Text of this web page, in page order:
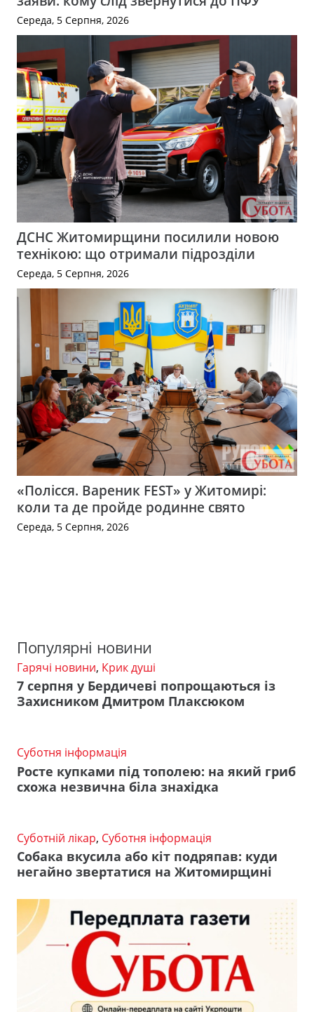
Середа, 5 Серпня, 2026
ДСНС Житомирщини посилили новою
технікою: що отримали підрозділи
Середа, 5 Серпня, 2026
«Полісся. Вареник FEST» у Житомирі:
коли та де пройде родинне свято
Середа, 5 Серпня, 2026
Популярні новини
Гарячі новини, Крик душі
7 серпня у Бердичеві попрощаються із
Захисником Дмитром Плаксюком
Суботня інформація
Росте купками під тополею: на який гриб
схожа незвична біла знахідка
Суботній лікар, Суботня інформація
Собака вкусила або кіт подряпав: куди
негайно звертатися на Житомирщині